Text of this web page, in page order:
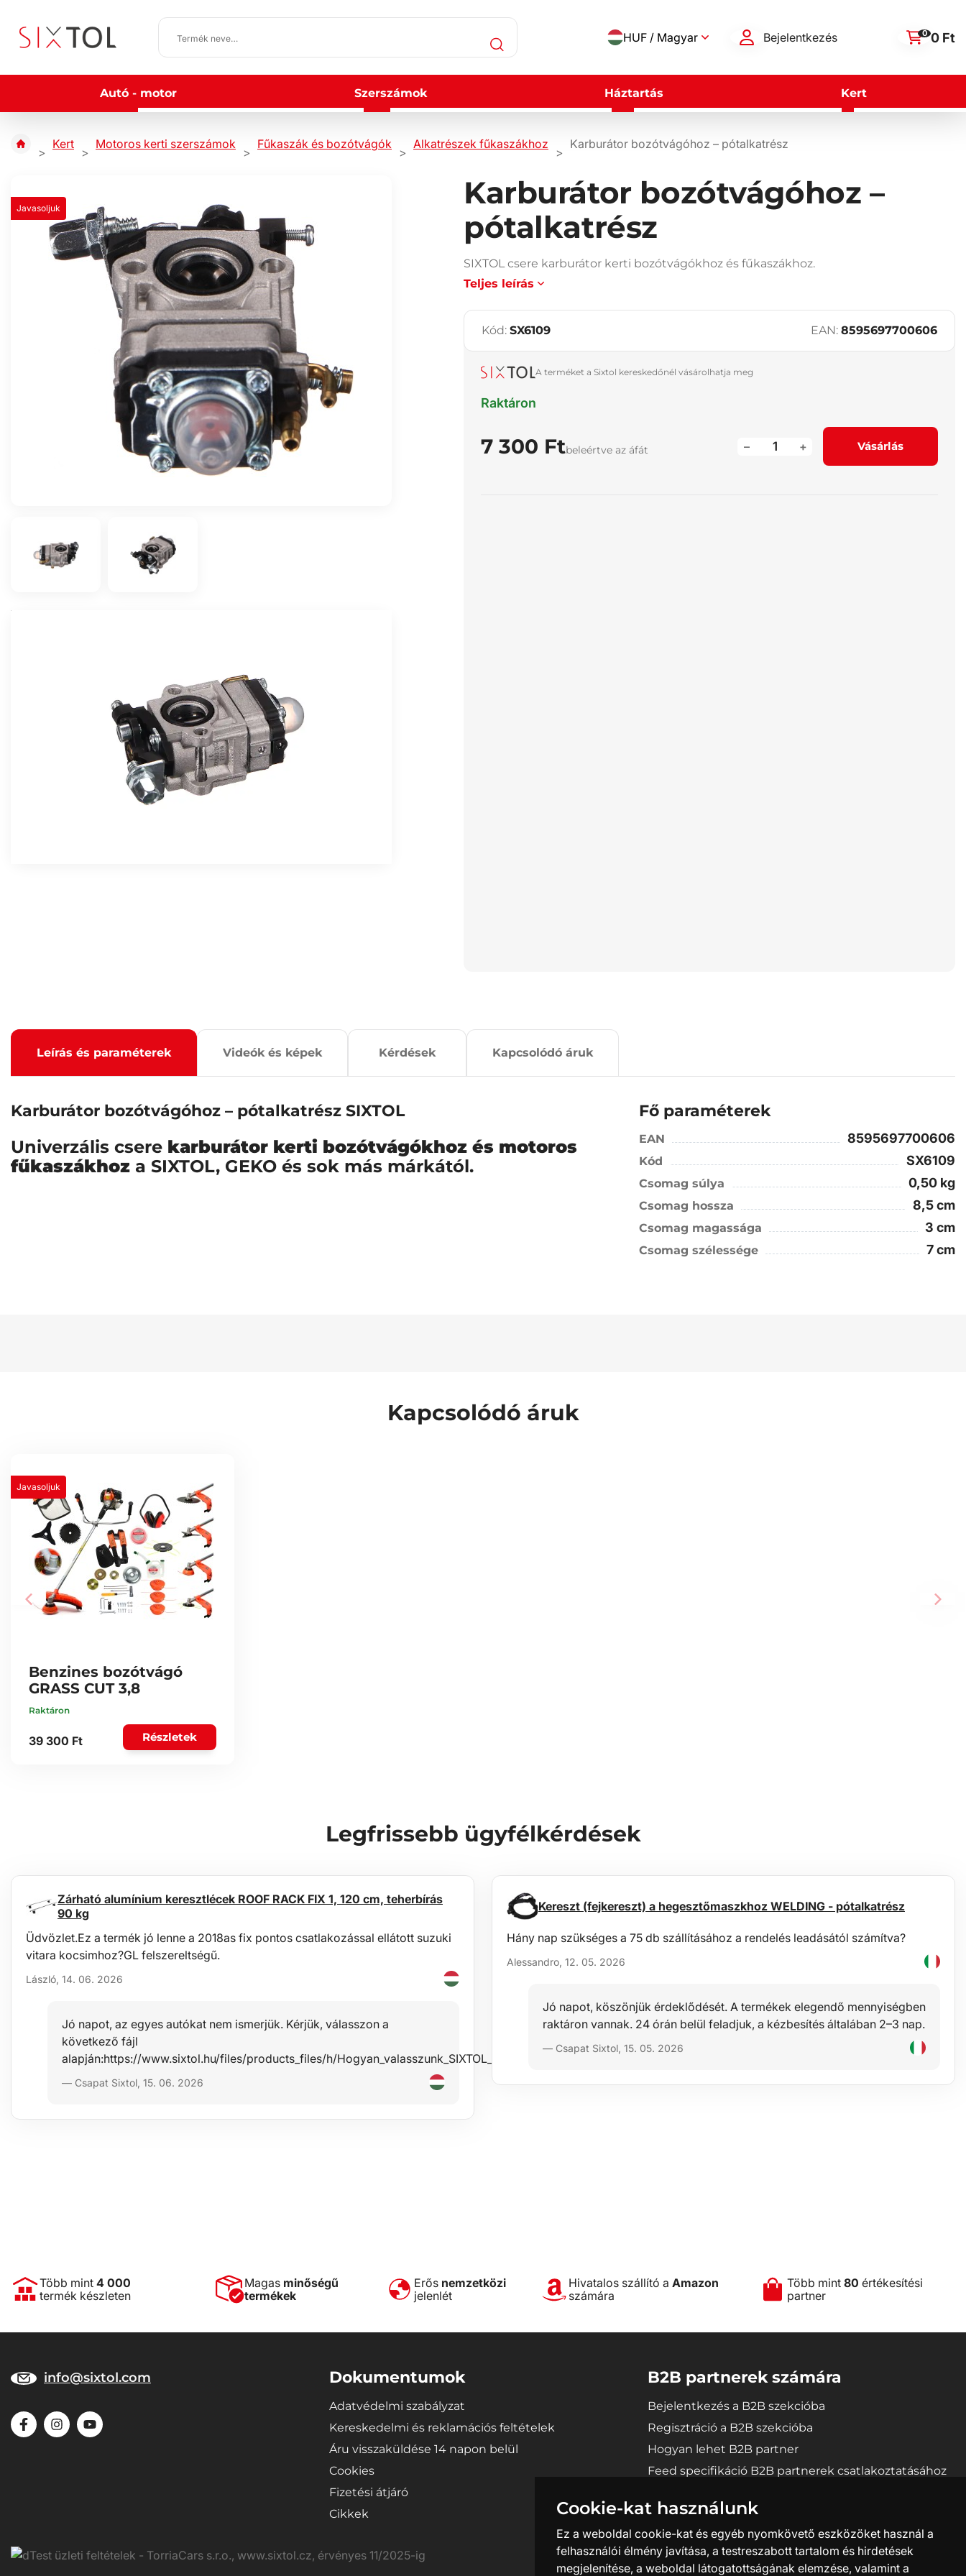
HUF / Magyar Bejelentkezés 0 0 Ft
Autó - motor Szerszámok Háztartás Kert
Kert Motoros kerti szerszámok Fűkaszák és bozótvágók Alkatrészek fűkaszákhoz Karburátor bozótvágóhoz – pótalkatrész
Karburátor bozótvágóhoz –
pótalkatrész
SIXTOL csere karburátor kerti bozótvágókhoz és fűkaszákhoz.
Teljes leírás
Javasoljuk
Kód: SX6109 EAN: 8595697700606
A terméket a Sixtol kereskedőnél vásárolhatja meg
Raktáron
7 300 Ftbeleértve az áfát +
– Vásárlás
Leírás és paraméterek Videók és képek Kérdések Kapcsolódó áruk
Karburátor bozótvágóhoz – pótalkatrész SIXTOL
Univerzális csere karburátor kerti bozótvágókhoz és motoros
fűkaszákhoz a SIXTOL, GEKO és sok más márkától.
Fő paraméterek
EAN 8595697700606
Kód SX6109
Csomag súlya 0,50 kg
Csomag hossza 8,5 cm
Csomag magassága 3 cm
Csomag szélessége 7 cm
Kapcsolódó áruk
Javasoljuk
Benzines bozótvágó
GRASS CUT 3,8
Raktáron
39 300 Ft Részletek
Legfrissebb ügyfélkérdések
Zárható alumínium keresztlécek ROOF RACK FIX 1, 120 cm, teherbírás
90 kg
Üdvözlet.Ez a termék jó lenne a 2018as fix pontos csatlakozással ellátott suzuki
vitara kocsimhoz?GL felszereltségű.
László, 14. 06. 2026
Jó napot, az egyes autókat nem ismerjük. Kérjük, válasszon a
következő fájl
alapján:https://www.sixtol.hu/files/products_files/h/Hogyan_valasszunk_SIXTOL_keresztrudat_HU.pdfKöszönöm
— Csapat Sixtol, 15. 06. 2026
Kereszt (fejkereszt) a hegesztőmaszkhoz WELDING - pótalkatrész
Hány nap szükséges a 75 db szállításához a rendelés leadásától számítva?
Alessandro, 12. 05. 2026
Jó napot, köszönjük érdeklődését. A termékek elegendő mennyiségben
raktáron vannak. 24 órán belül feladjuk, a kézbesítés általában 2–3 nap.
— Csapat Sixtol, 15. 05. 2026
Több mint 4 000
termék készleten
Magas minőségű
termékek
Erős nemzetközi
jelenlét
Hivatalos szállító aAmazon
számára
Több mint 80 értékesítési
partner
info@sixtol.com Dokumentumok
Adatvédelmi szabályzat
Kereskedelmi és reklamációs feltételek
Áru visszaküldése 14 napon belül
Cookies
Fizetési átjáró
Cikkek
B2B partnerek számára
Bejelentkezés a B2B szekcióba
Regisztráció a B2B szekcióba
Hogyan lehet B2B partner
Feed specifikáció B2B partnerek csatlakoztatásához
Cookie-kat használunk
Ez a weboldal cookie-kat és egyéb nyomkövető eszközöket használ a
felhasználói élmény javítása, a testreszabott tartalom és hirdetések
megjelenítése, a weboldal látogatottságának elemzése, valamint a